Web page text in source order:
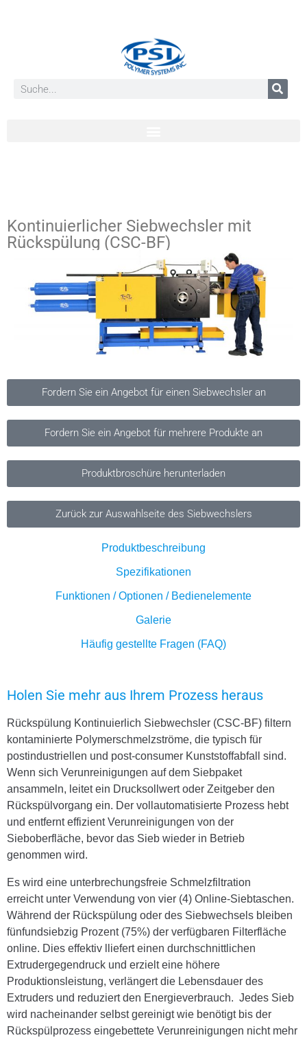
Kontinuierlicher Siebwechsler mit
Rückspülung (CSC-BF)
Fordern Sie ein Angebot für einen Siebwechsler an
Fordern Sie ein Angebot für mehrere Produkte an
Produktbroschüre herunterladen
Zurück zur Auswahlseite des Siebwechslers
Produktbeschreibung
Spezifikationen
Funktionen / Optionen / Bedienelemente
Galerie
Häufig gestellte Fragen (FAQ)
Holen Sie mehr aus Ihrem Prozess heraus
Rückspülung Kontinuierlich Siebwechsler (CSC-BF) filtern
kontaminierte Polymerschmelzströme, die typisch für
postindustriellen und post-consumer Kunststoffabfall sind.
Wenn sich Verunreinigungen auf dem Siebpaket
ansammeln, leitet ein Drucksollwert oder Zeitgeber den
Rückspülvorgang ein. Der vollautomatisierte Prozess hebt
und entfernt effizient Verunreinigungen von der
Sieboberfläche, bevor das Sieb wieder in Betrieb
genommen wird.
Es wird eine unterbrechungsfreie Schmelzfiltration
erreicht unter Verwendung von vier (4) Online-Siebtaschen.
Während der Rückspülung oder des Siebwechsels bleiben
fünfundsiebzig Prozent (75%) der verfügbaren Filterfläche
online. Dies effektiv l
liefert einen durchschnittlichen
Extrudergegendruck und erzielt eine höhere
Produktionsleistung, verlängert die Lebensdauer des
Extruders und reduziert den Energieverbrauch. Jedes Sieb
wird nacheinander selbst gereinigtwie benötigt bis der
Rückspülprozess eingebettete Verunreinigungen nicht mehr